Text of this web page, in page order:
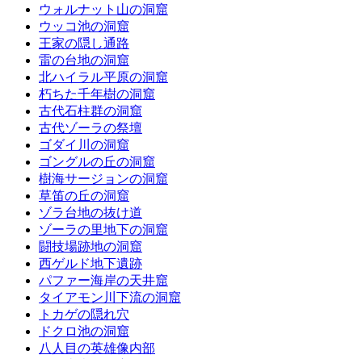
ウォルナット山の洞窟
ウッコ池の洞窟
王家の隠し通路
雷の台地の洞窟
北ハイラル平原の洞窟
朽ちた千年樹の洞窟
古代石柱群の洞窟
古代ゾーラの祭壇
ゴダイ川の洞窟
ゴングルの丘の洞窟
樹海サージョンの洞窟
草笛の丘の洞窟
ゾラ台地の抜け道
ゾーラの里地下の洞窟
闘技場跡地の洞窟
西ゲルド地下遺跡
パファー海岸の天井窟
タイアモン川下流の洞窟
トカゲの隠れ穴
ドクロ池の洞窟
八人目の英雄像内部